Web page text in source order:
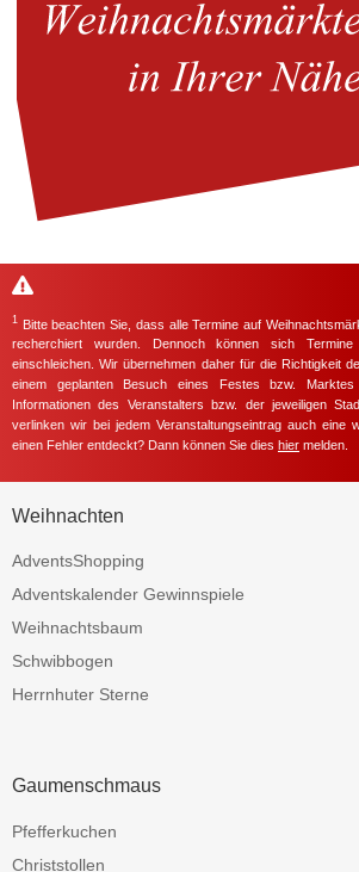
1
Bitte beachten Sie, dass alle Termine auf
recherchiert wurden. Dennoch können sich
einschleichen. Wir übernehmen daher für die Richtigkeit
einem geplanten Besuch eines Festes bzw. Marktes
Informationen des Veranstalters bzw. der jeweiligen
verlinken wir bei jedem Veranstaltungseintrag auch eine
einen Fehler entdeckt? Dann können Sie dies hier melden.
Weihnachten
AdventsShopping
Adventskalender Gewinnspiele
Weihnachtsbaum
Schwibbogen
Herrnhuter Sterne
Gaumenschmaus
Pfefferkuchen
Christstollen